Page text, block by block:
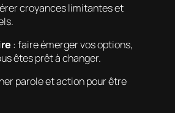
croyances limitantes et
: faire émerger vos options,
êtes prêt à changer.
parole et action pour être